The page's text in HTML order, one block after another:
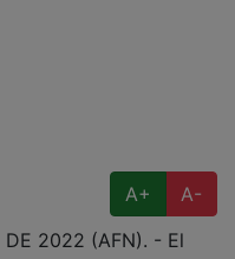
A+
A-
DE 2022 (AFN). - El